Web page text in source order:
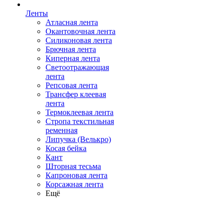
Ленты
Атласная лента
Окантовочная лента
Силиконовая лента
Брючная лента
Киперная лента
Светоотражающая
лента
Репсовая лента
Трансфер клеевая
лента
Термоклеевая лента
Стропа текстильная
ременная
Липучка (Велькро)
Косая бейка
Кант
Шторная тесьма
Капроновая лента
Корсажная лента
Ещё